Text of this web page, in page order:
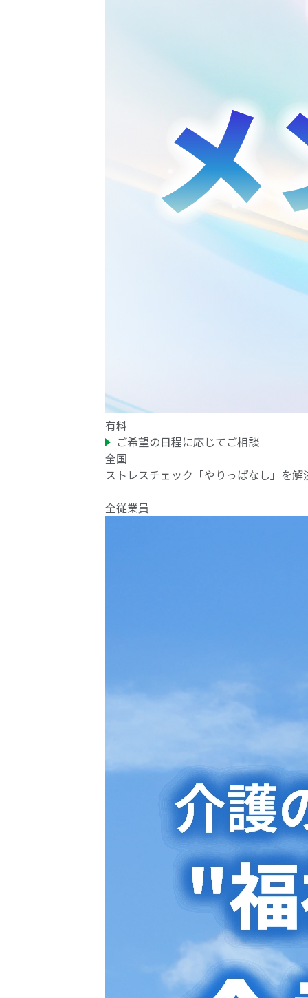
有料
ご希望の日程に応じてご相談
全国
ストレスチェック「やりっぱなし」を
全従業員